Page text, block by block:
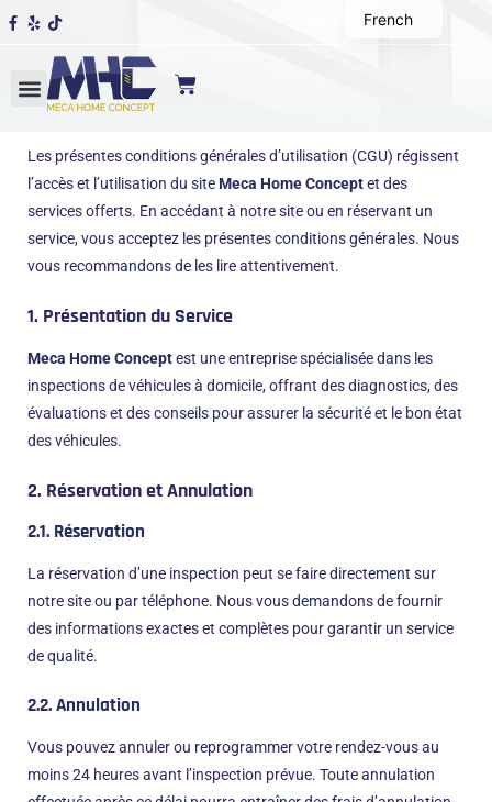
Les présentes conditions générales d’utilisation (CGU) régissent
l’accès et l’utilisation du siteMeca Home Conceptet des
services offerts. En accédant à notre site ou en réservant un
service, vous acceptez les présentes conditions générales. Nous
vous recommandons de les lire attentivement.
1. Présentation du Service
Meca Home Conceptest une entreprise spécialisée dans les
inspections de véhicules à domicile, offrant des diagnostics, des
évaluations et des conseils pour assurer la sécurité et le bon état
des véhicules.
2. Réservation et Annulation
2.1. Réservation
La réservation d’une inspection peut se faire directement sur
notre site ou par téléphone. Nous vous demandons de fournir
des informations exactes et complètes pour garantir un service
de qualité.
2.2.Annulation
Vous pouvez annuler ou reprogrammer votre rendez-vous au
moins 24 heures avant l’inspection prévue. Toute annulation
French